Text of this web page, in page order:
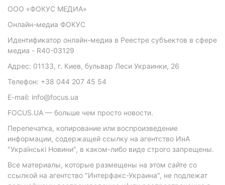
ООО «ФОКУС МЕДИА»
Онлайн-медиа ФОКУС
Идентификатор онлайн-медиа в Реестре субъектов в сфере
медиа - R40-03129
Адрес: 01133, г. Киев, бульвар Леси Украинки, 26
Телефон: +38 044 207 45 54
E-mail: info@focus.ua
FOCUS.UA — больше чем просто новости.
Перепечатка, копирование или воспроизведение
информации, содержащей ссылку на агентство ИнА
"Українські Новини", в каком-либо виде строго запрещены.
Все материалы, которые размещены на этом сайте со
ссылкой на агентство "Интерфакс-Украина", не подлежат